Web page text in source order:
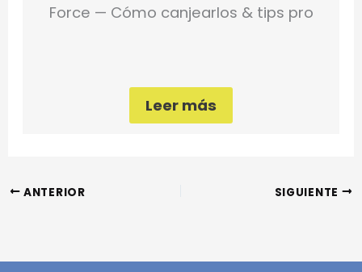
Force — Cómo canjearlos & tips pro
Leer más
ANTERIOR SIGUIENTE